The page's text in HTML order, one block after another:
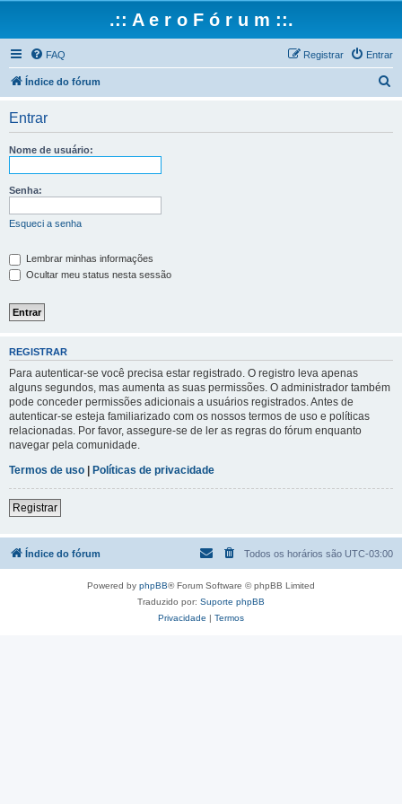
.:: A e r o F ó r u m ::.
FAQ Entrar
Registrar
Índice do fórum
Entrar
Nome de usuário:
Senha:
Esqueci a senha
Lembrar minhas informações
Ocultar meu status nesta sessão
REGISTRAR
Para autenticar-se você precisa estar registrado. O registro leva apenas
alguns segundos, mas aumenta as suas permissões. O administrador também
pode conceder permissões adicionais a usuários registrados. Antes de
autenticar-se esteja familiarizado com os nossos termos de uso e políticas
relacionadas. Por favor, assegure-se de ler as regras do fórum enquanto
navegar pela comunidade.
Termos de uso | Políticas de privacidade
Registrar
Índice do fórum Todos os horários são UTC-03:00
Powered by phpBB® Forum Software © phpBB Limited
Traduzido por: Suporte phpBB
Privacidade | Termos